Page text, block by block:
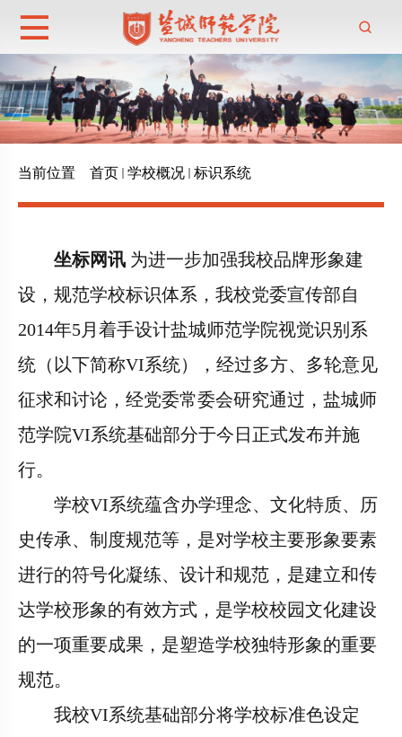
当前位置 首页 学校概况 标识系统
坐标网讯 为进一步加强我校品牌形象建
设，规范学校标识体系，我校党委宣传部自
2014年5月着手设计盐城师范学院视觉识别系
统（以下简称VI系统），经过多方、多轮意见
征求和讨论，经党委常委会研究通过，盐城师
范学院VI系统基础部分于今日正式发布并施
行。
学校VI系统蕴含办学理念、文化特质、历
史传承、制度规范等，是对学校主要形象要素
进行的符号化凝练、设计和规范，是建立和传
达学校形象的有效方式，是学校校园文化建设
的一项重要成果，是塑造学校独特形象的重要
规范。
我校VI系统基础部分将学校标准色设定